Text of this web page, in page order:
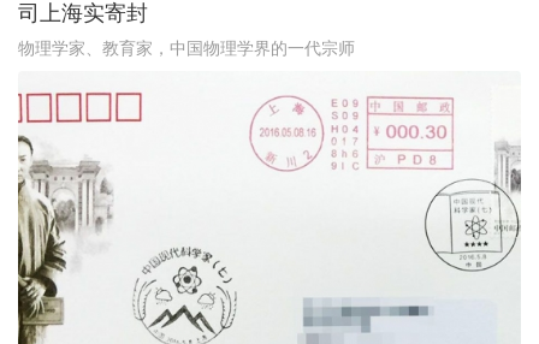
司上海实寄封
物理学家、教育家，中国物理学界的一代宗师